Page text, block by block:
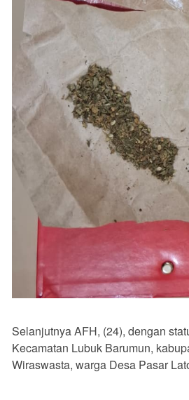
Selanjutnya AFH, (24), dengan
Kecamatan Lubuk Barumun,
Wiraswasta, warga Desa Pasar